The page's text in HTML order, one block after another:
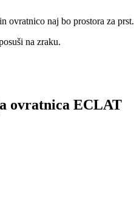
ovratnico naj bo prostora za prst.
na zraku.
ovratnica ECLAT